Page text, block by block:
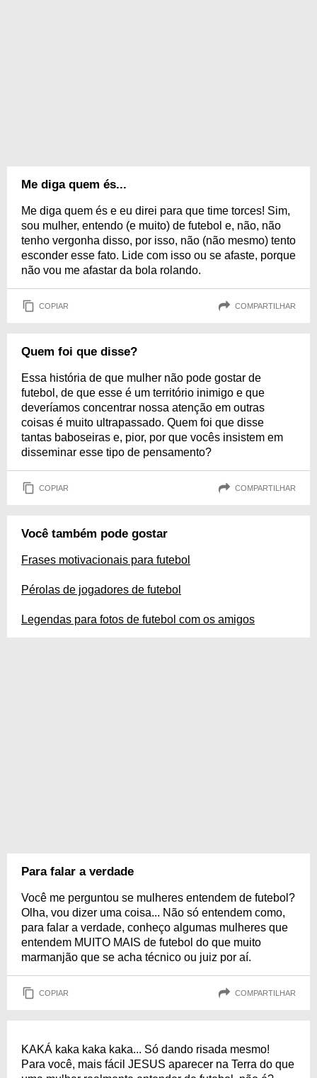
Me diga quem és...
Me diga quem és e eu direi para que time torces! Sim,
sou mulher, entendo (e muito) de futebol e, não, não
tenho vergonha disso, por isso, não (não mesmo) tento
esconder esse fato. Lide com isso ou se afaste, porque
não vou me afastar da bola rolando.
COPIAR COMPARTILHAR
Quem foi que disse?
Essa história de que mulher não pode gostar de
futebol, de que esse é um território inimigo e que
deveríamos concentrar nossa atenção em outras
coisas é muito ultrapassado. Quem foi que disse
tantas baboseiras e, pior, por que vocês insistem em
disseminar esse tipo de pensamento?
COPIAR COMPARTILHAR
Você também pode gostar
Frases motivacionais para futebol
Pérolas de jogadores de futebol
Legendas para fotos de futebol com os amigos
Para falar a verdade
Você me perguntou se mulheres entendem de futebol?
Olha, vou dizer uma coisa... Não só entendem como,
para falar a verdade, conheço algumas mulheres que
entendem MUITO MAIS de futebol do que muito
marmanjão que se acha técnico ou juiz por aí.
COPIAR COMPARTILHAR
KAKÁ kaka kaka kaka... Só dando risada mesmo!
Para você, mais fácil JESUS aparecer na Terra do que